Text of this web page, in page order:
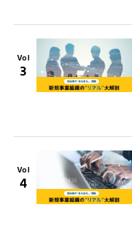
Vol
3
Vol
4